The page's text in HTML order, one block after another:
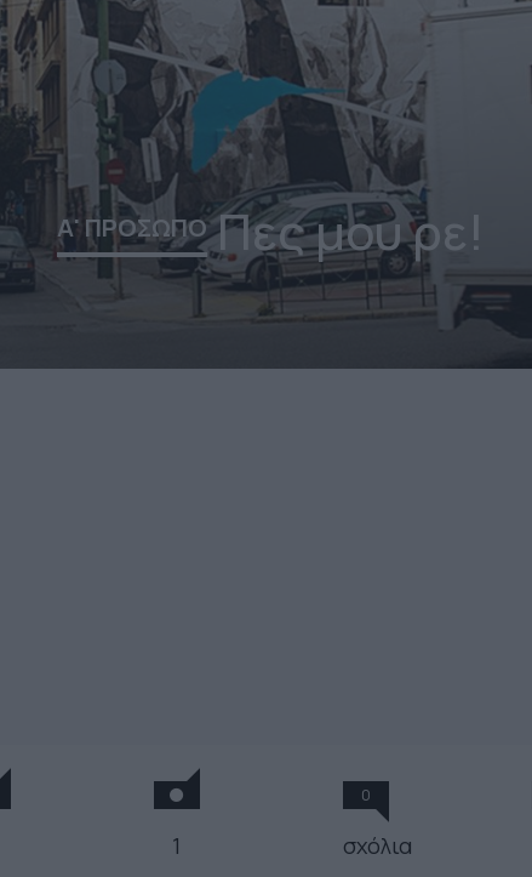
Α' ΠΡΟΣΩΠΟΠες μου ρε!
1
0
σχόλια